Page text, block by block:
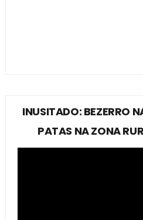
INUSITADO: BEZERRO
PATAS NA ZONA